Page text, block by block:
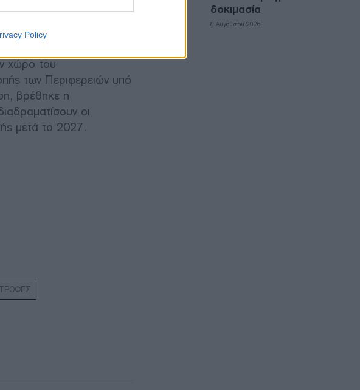
Policy
Περιφερειών Olgierd
χώρο του
των Περιφερειών υπό
βρέθηκε η
οι
μετά το 2027.
δοκιμασία
8 Αυγούστου 2026